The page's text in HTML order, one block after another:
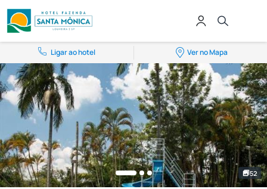
Ligar ao hotel Ver no Mapa
52